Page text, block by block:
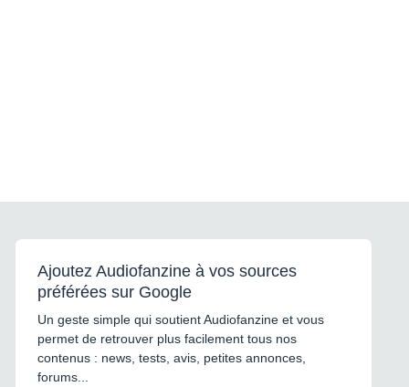
Ajoutez Audiofanzine à vos sources
préférées sur Google
Un geste simple qui soutient Audiofanzine et vous
permet de retrouver plus facilement tous nos
contenus : news, tests, avis, petites annonces,
forums...